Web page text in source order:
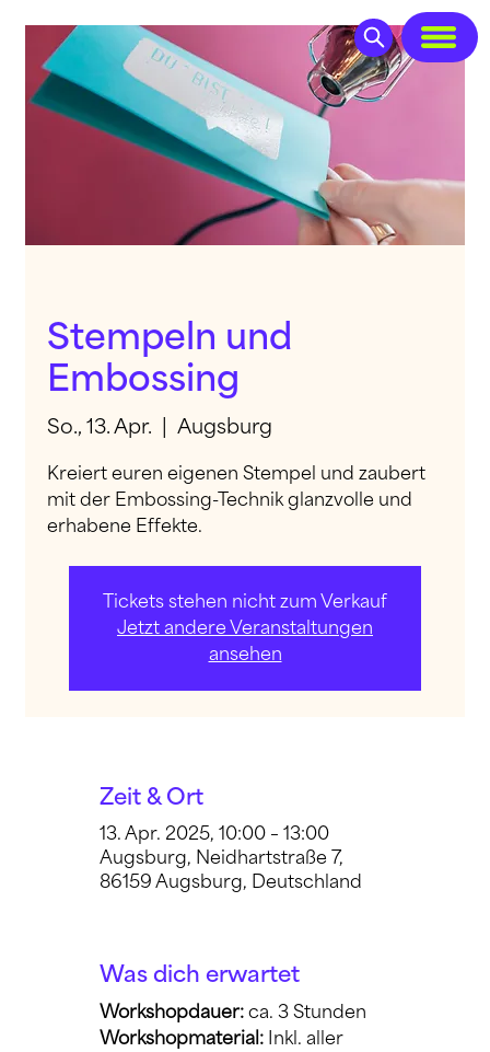
Stempeln und
Embossing
So., 13. Apr.
  |
Augsburg
Kreiert euren eigenen Stempel und zaubert
mit der Embossing-Technik glanzvolle und
erhabene Effekte.
Tickets stehen nicht zum Verkauf
Jetzt andere Veranstaltungen
ansehen
Zeit & Ort
13. Apr. 2025, 10:00 – 13:00
Augsburg, Neidhartstraße 7,
86159 Augsburg, Deutschland
Was dich erwartet
Workshopdauer: ca. 3 Stunden
Workshopmaterial: Inkl. aller